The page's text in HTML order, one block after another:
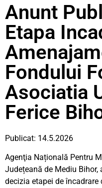
Anunt
Etapa
Fondului
Asociatia
Ferice
Publicat: 14.5.2026
Agenţia Națională Pentru
Județeană de Mediu
decizia etapei de